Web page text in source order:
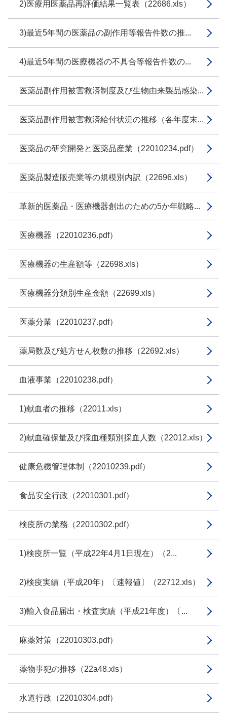
2)医療用医薬品再評価結果一覧表（22686.xls）
3)最近5年間の医薬品の副作用等報告件数の推...
4)最近5年間の医療機器の不具合等報告件数の...
医薬品副作用被害救済制度及び生物由来製品感染...
医薬品副作用被害救済給付状況の推移（各年度末...
医薬品の研究開発と医薬品産業（22010234.pdf）
医薬品製造販売業等の規模別内訳（22696.xls）
革新的医薬品・医療機器創出のための5か年戦略...
医療機器（22010236.pdf）
医療機器の生産額等（22698.xls）
医療機器分類別生産金額（22699.xls）
医薬分業（22010237.pdf）
薬局数及び処方せん枚数の推移（22692.xls）
血液事業（22010238.pdf）
1)献血者の推移（22011.xls）
2)献血確保量及び採血種類別採血人数（22012.xls）
健康危機管理体制（22010239.pdf）
食品安全行政（22010301.pdf）
検疫所の業務（22010302.pdf）
1)検疫所一覧（平成22年4月1日現在）（2...
2)検疫実績（平成20年）〔速報値〕（22712.xls）
3)輸入食品届出・検査実績（平成21年度）〔...
麻薬対策（22010303.pdf）
薬物事犯の推移（22a48.xls）
水道行政（22010304.pdf）